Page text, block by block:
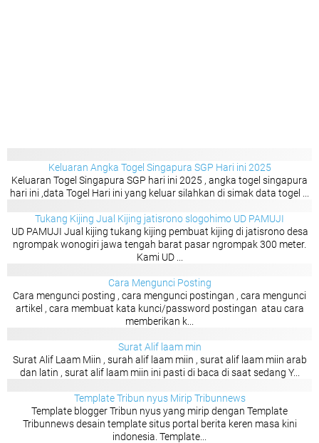
Keluaran Angka Togel Singapura SGP Hari ini 2025
Keluaran Togel Singapura SGP hari ini 2025 , angka togel singapura
hari ini ,data Togel Hari ini yang keluar silahkan di simak data togel ...
Tukang Kijing Jual Kijing jatisrono slogohimo UD PAMUJI
UD PAMUJI Jual kijing tukang kijing pembuat kijing di jatisrono desa
ngrompak wonogiri jawa tengah barat pasar ngrompak 300 meter.
Kami UD ...
Cara Mengunci Posting
Cara mengunci posting , cara mengunci postingan , cara mengunci
artikel , cara membuat kata kunci/password postingan atau cara
memberikan k...
Surat Alif laam min
Surat Alif Laam Miin , surah alif laam miin , surat alif laam miin arab
dan latin , surat alif laam miin ini pasti di baca di saat sedang Y...
Template Tribun nyus Mirip Tribunnews
Template blogger Tribun nyus yang mirip dengan Template
Tribunnews desain template situs portal berita keren masa kini
indonesia. Template...